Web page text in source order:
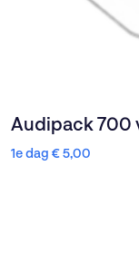
Audipack 700
1e dag €5,00